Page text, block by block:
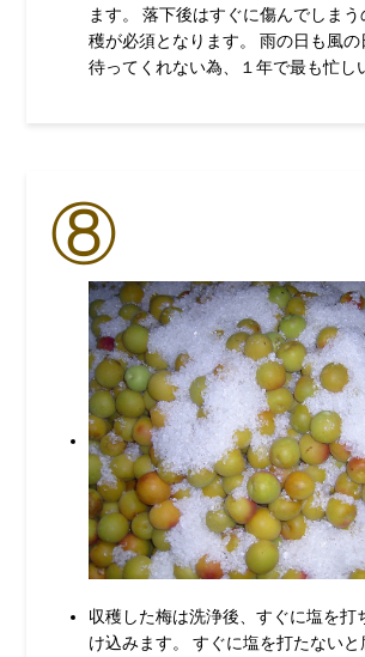
ます。 落下後はすぐに傷んでしま
穫が必須となります。 雨の日も風
待ってくれない為、１年で最も忙し
⑧
収穫した梅は洗浄後、すぐに塩を打
け込みます。 すぐに塩を打たないと